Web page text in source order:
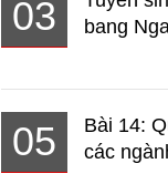
03
bang
05
Bài 14:
các